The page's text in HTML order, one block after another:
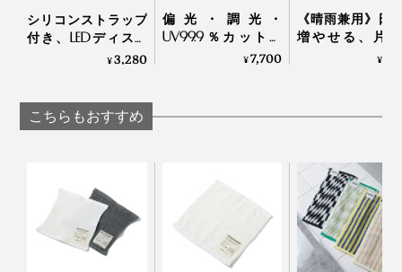
熱に弱く、熱をかけると溶けて硬化してしまうポリエチ
110本の繊維の撚り具合も、強すぎると硬くなり、ゆる
すぎると糸がバラけてしまうところ、「柔らかさ」と
「生地の強度」を両立する着地点を、“頭が痛くなるほ
ど”何度も検証して探り当てたのだとか。
シリコンストラップ
付き、LEDディスプ
レイの「大風量モバ
¥3,280
偏光・調光・
UV99.9％カットの
「おしゃれグラス」
¥7,700
《晴雨兼用》日
増やせる、片
19cmの変形
¥
こちらもおすすめ